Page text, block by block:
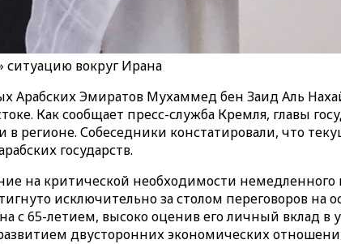
вокруг Ирана
Эмиратов Мухаммед бен Заид Аль
Как сообщает пресс-служба Кремля, главы
Собеседники констатировали, что
государств.
на критической необходимости
исключительно за столом переговоров на
65-летием, высоко оценив его личный вклад в
двусторонних экономических